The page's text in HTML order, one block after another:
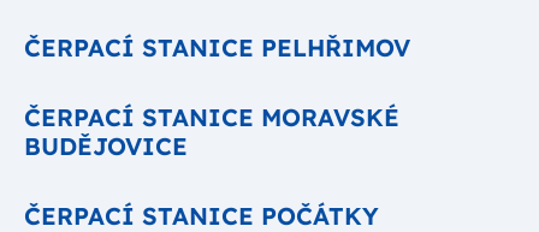
ČERPACÍ STANICE PELHŘIMOV
ČERPACÍ STANICE MORAVSKÉ
BUDĚJOVICE
ČERPACÍ STANICE POČÁTKY